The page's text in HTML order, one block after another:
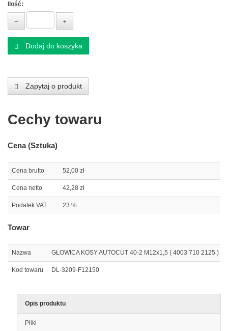
Ilość:
Dodaj do koszyka
Zapytaj o produkt
Cechy towaru
Cena (Sztuka)
Cena brutto 52,00 zł
Cena netto 42,28 zł
Podatek VAT 23 %
Towar
Nazwa GŁOWICA KOSY AUTOCUT 40-2 M12x1,5 ( 4003 710 2125 )
Kod towaru DL-3209-F12150
Opis produktu
Pliki